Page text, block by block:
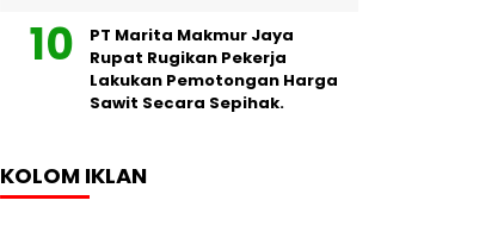
PT Marita Makmur Jaya
Rupat Rugikan Pekerja
Lakukan Pemotongan Harga
Sawit Secara Sepihak.
KOLOM IKLAN